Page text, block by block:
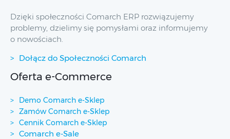
Dzięki społeczności Comarch ERP rozwiązujemy
problemy, dzielimy się pomysłami oraz informujemy
o nowościach.
Dołącz do Społeczności Comarch
Oferta e-Commerce
Demo Comarch e-Sklep
Zamów Comarch e-Sklep
Cennik Comarch e-Sklep
Comarch e-Sale